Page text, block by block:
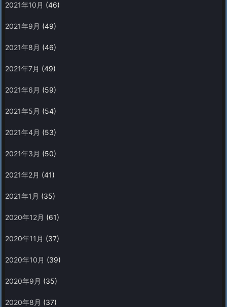
2021年10月 (46)
2021年9月 (49)
2021年8月 (46)
2021年7月 (49)
2021年6月 (59)
2021年5月 (54)
2021年4月 (53)
2021年3月 (50)
2021年2月 (41)
2021年1月 (35)
2020年12月 (61)
2020年11月 (37)
2020年10月 (39)
2020年9月 (35)
2020年8月 (37)